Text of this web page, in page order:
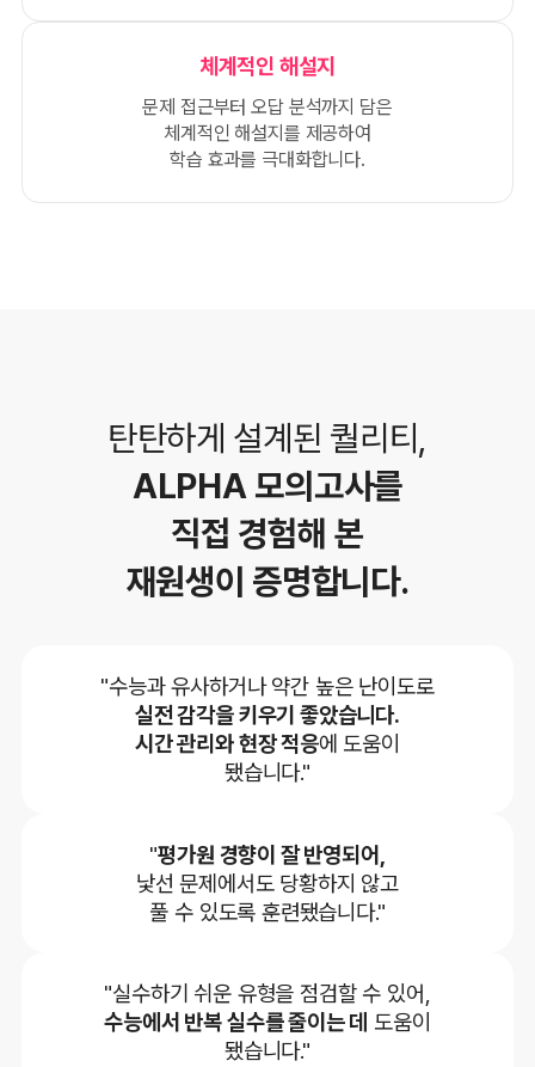
체계적인 해설지
문제 접근부터 오답 분석까지 담은
체계적인 해설지를 제공하여
학습 효과를 극대화합니다.
탄탄하게 설계된 퀄리티,
ALPHA 모의고사를
직접 경험해 본
재원생이 증명합니다.
"수능과 유사하거나 약간 높은 난이도로
실전 감각을 키우기 좋았습니다.
시간 관리와 현장 적응에 도움이
됐습니다."
"평가원 경향이 잘 반영되어,
낯선 문제에서도 당황하지 않고
풀 수 있도록 훈련됐습니다."
"실수하기 쉬운 유형을 점검할 수 있어,
수능에서 반복 실수를 줄이는 데 도움이
됐습니다."